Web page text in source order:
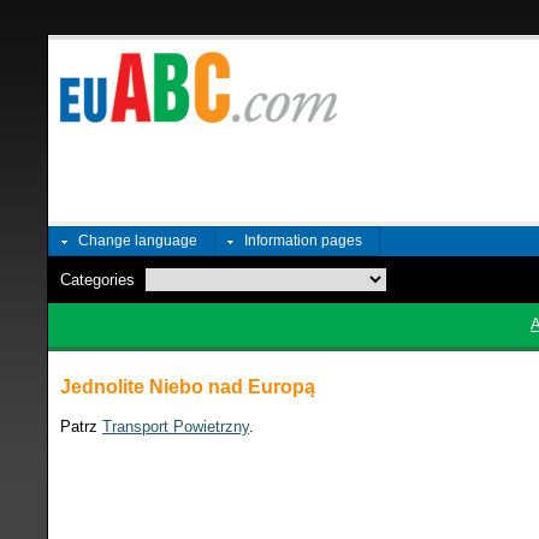
Change language Information pages
Categories
Jednolite Niebo nad Europą
Patrz Transport Powietrzny.